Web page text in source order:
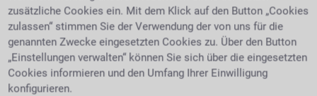
dass das Ende des Vertrages zwei Wochen vor
Erreichen dieses Zieles angekündigt werden muss.
Oft wandeln sich befristete Verträge durch ein
Versehen in unbefristete um, ohne dass es den
Vertragsparteien klar ist. Wenn beispielsweise
Arbeitsbedingungen eines sachgrundlos befristeten
zusätzliche Cookies ein. Mit dem Klick auf den Button „Cookies
zulassen“ stimmen Sie der Verwendung der von uns für die
genannten Zwecke eingesetzten Cookies zu. Über den Button
„Einstellungen verwalten“ können Sie sich über die eingesetzten
Cookies informieren und den Umfang Ihrer Einwilligung
konfigurieren.